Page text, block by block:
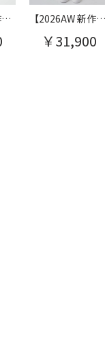
【2026AW 新作】スーピマガーゼハイネックカットソー 【2026AW 新作】バックプリーツワイドパンツ
￥31,900